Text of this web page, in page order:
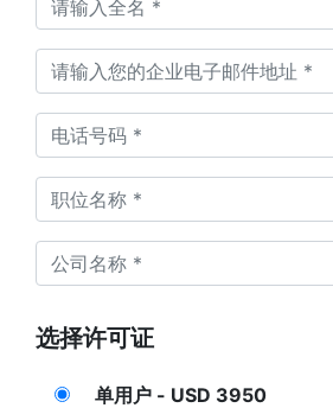
选择许可证
单用户 - USD 3950